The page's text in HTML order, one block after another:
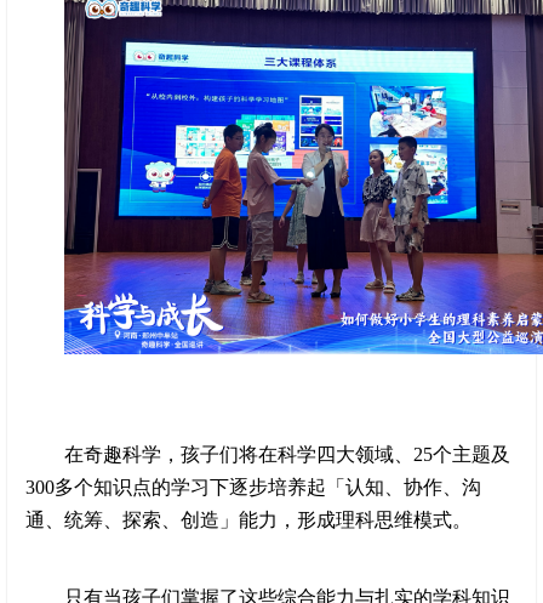
在奇趣科学，孩子们将在科学四大领域、25个主题及
300多个知识点的学习下逐步培养起「认知、协作、沟
通、统筹、探索、创造」能力，形成理科思维模式。
只有当孩子们掌握了这些综合能力与扎实的学科知识